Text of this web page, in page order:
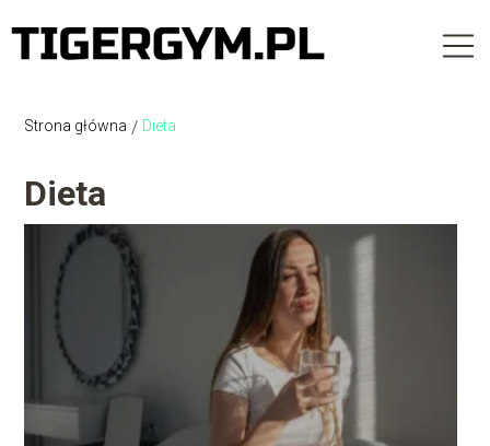
Strona główna / Dieta
Dieta